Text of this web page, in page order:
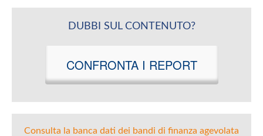
DUBBI SUL CONTENUTO?
CONFRONTA I REPORT
Consulta la banca dati dei bandi di finanza agevolata